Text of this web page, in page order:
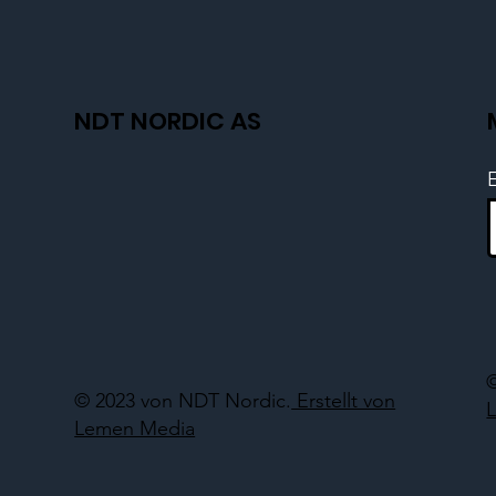
NDT NORDIC AS
© 2023 von NDT Nordic. Erstellt von
Lemen Media